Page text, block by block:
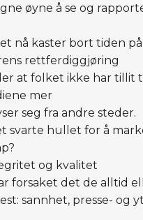
øyne å se og
nå kaster bort tiden
rettferdiggjøring
at folket ikke har tillit
mer
seg fra andre steder.
svarte hullet for å
og kvalitet
forsaket det de alltid
sannhet, presse- og